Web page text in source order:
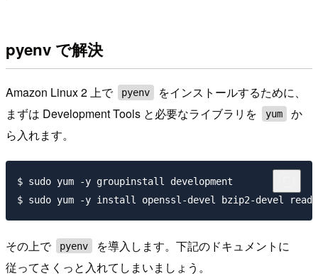
pyenv で解決
Amazon Linux 2 上で pyenv
をインストールするために、
まずは Development Tools と必要なライブラリを
yum
か
ら入れます。
$ sudo yum -y groupinstall development
その上で pyenv
を導入します。下記のドキュメントに
従ってさくっと入れてしまいましょう。